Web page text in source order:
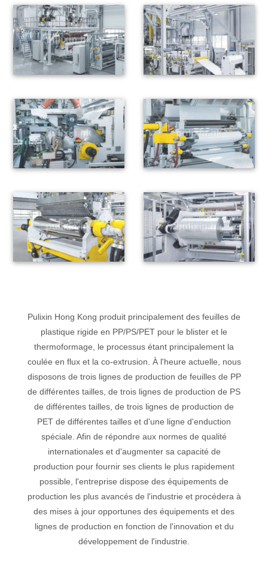
Pulixin Hong Kong produit principalement des feuilles de
plastique rigide en PP/PS/PET pour le blister et le
thermoformage, le processus étant principalement la
coulée en flux et la co-extrusion. À l'heure actuelle, nous
disposons de trois lignes de production de feuilles de PP
de différentes tailles, de trois lignes de production de PS
de différentes tailles, de trois lignes de production de
PET de différentes tailles et d'une ligne d'enduction
spéciale. Afin de répondre aux normes de qualité
internationales et d'augmenter sa capacité de
production pour fournir ses clients le plus rapidement
possible, l'entreprise dispose des équipements de
production les plus avancés de l'industrie et procédera à
des mises à jour opportunes des équipements et des
lignes de production en fonction de l'innovation et du
développement de l'industrie.